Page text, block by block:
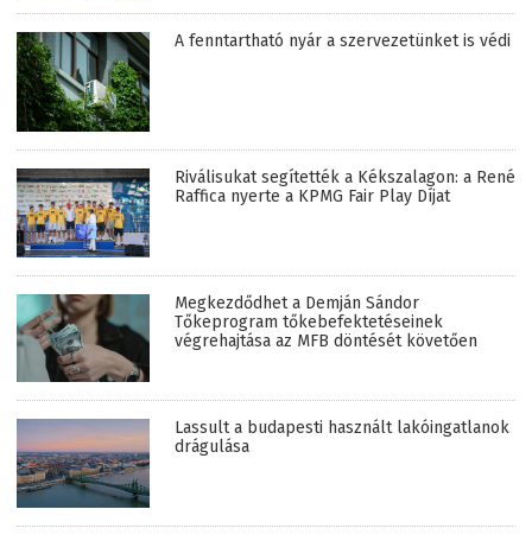
A fenntartható nyár a szervezetünket is védi
Riválisukat segítették a Kékszalagon: a René
Raffica nyerte a KPMG Fair Play Díjat
Megkezdődhet a Demján Sándor
Tőkeprogram tőkebefektetéseinek
végrehajtása az MFB döntését követően
Lassult a budapesti használt lakóingatlanok
drágulása